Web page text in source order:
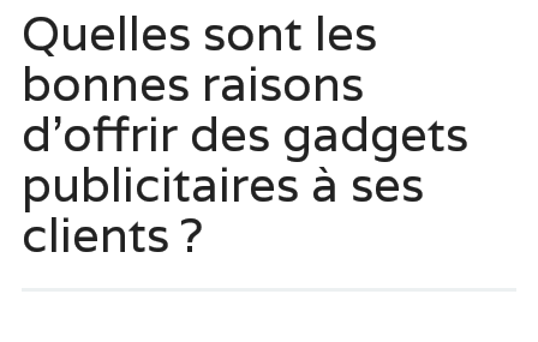
Quelles sont les
bonnes raisons
d’offrir des gadgets
publicitaires à ses
clients ?